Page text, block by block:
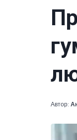
Автор: